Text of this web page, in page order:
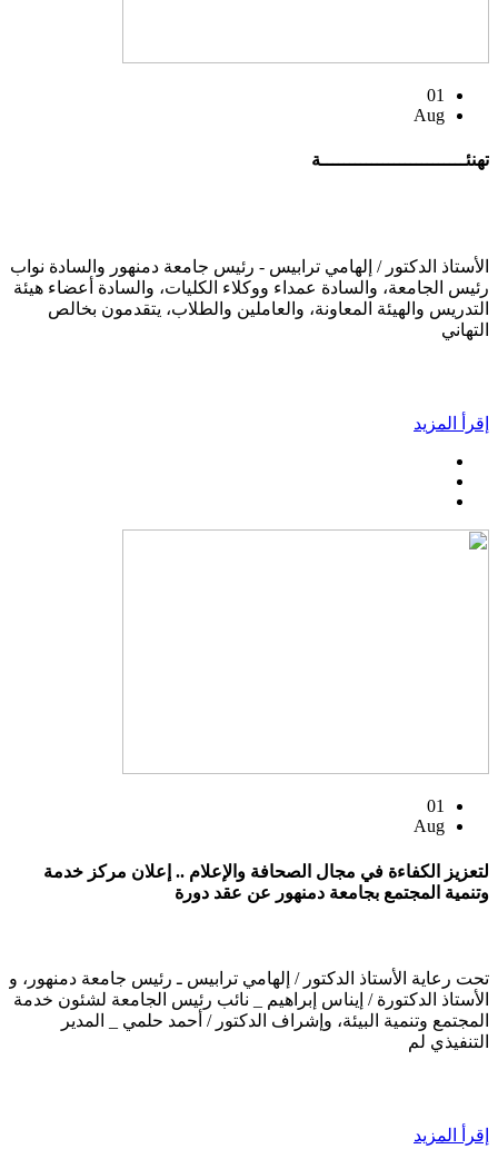
01
Aug
تهنئــــــــــــــــــــــــــة
الأستاذ الدكتور / إلهامي ترابيس - رئيس جامعة دمنهور والسادة نواب
رئيس الجامعة، والسادة عمداء ووكلاء الكليات، والسادة أعضاء هيئة
التدريس والهيئة المعاونة، والعاملين والطلاب، يتقدمون بخالص
التهاني
إقرأ المزيد
01
Aug
لتعزيز الكفاءة في مجال الصحافة والإعلام .. إعلان مركز خدمة
وتنمية المجتمع بجامعة دمنهور عن عقد دورة
تحت رعاية الأستاذ الدكتور / إلهامي ترابيس ـ رئيس جامعة دمنهور، و
الأستاذ الدكتورة / إيناس إبراهيم _ نائب رئيس الجامعة لشئون خدمة
المجتمع وتنمية البيئة، وإشراف الدكتور / أحمد حلمي _ المدير
التنفيذي لم
إقرأ المزيد